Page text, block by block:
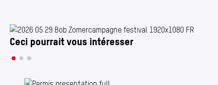
Photo 1/1
Ceci pourrait vous intéresser